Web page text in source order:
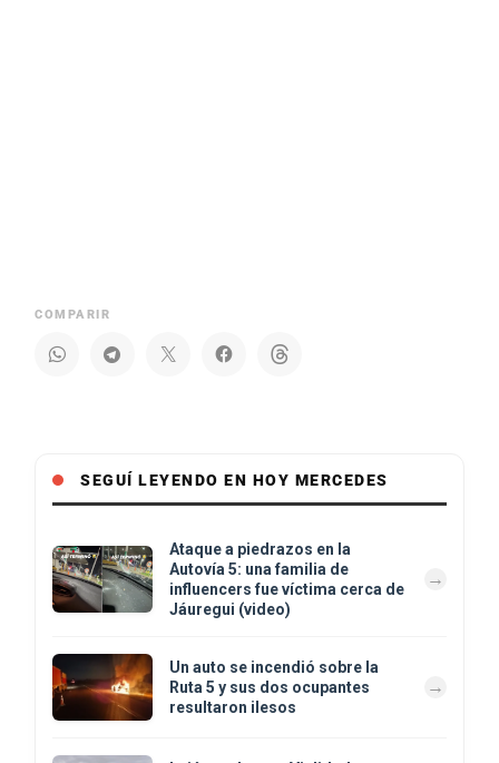
COMPARIR
SEGUÍ LEYENDO EN HOY MERCEDES
Ataque a piedrazos en la
Autovía 5: una familia de
influencers fue víctima cerca de
Jáuregui (video)
Un auto se incendió sobre la
Ruta 5 y sus dos ocupantes
resultaron ilesos